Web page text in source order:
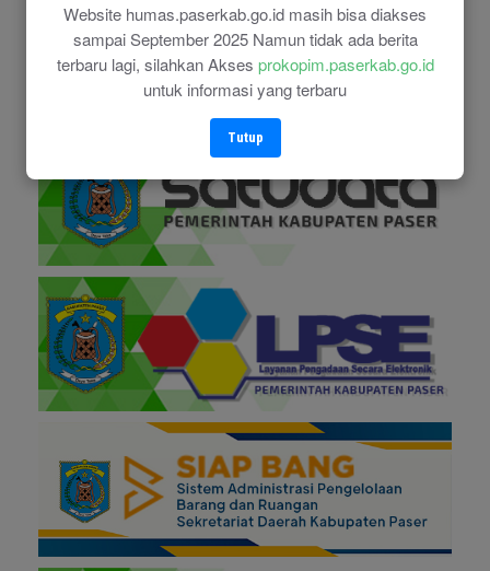
Website humas.paserkab.go.id masih bisa diakses
sampai September 2025 Namun tidak ada berita
terbaru lagi, silahkan Akses prokopim.paserkab.go.id
untuk informasi yang terbaru
Tutup